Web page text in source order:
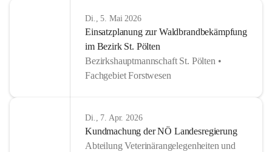
Di., 5. Mai 2026
Einsatzplanung zur Waldbrandbekämpfung
im Bezirk St. Pölten
Bezirkshauptmannschaft St. Pölten •
Fachgebiet Forstwesen
Di., 7. Apr. 2026
Kundmachung der NÖ Landesregierung
Abteilung Veterinärangelegenheiten und